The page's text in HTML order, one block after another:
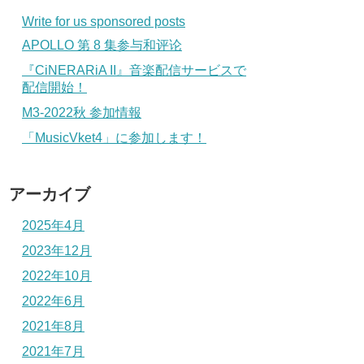
Write for us sponsored posts
APOLLO 第 8 集参与和评论
『CiNERARiA II』音楽配信サービスで
配信開始！
M3-2022秋 参加情報
「MusicVket4」に参加します！
アーカイブ
2025年4月
2023年12月
2022年10月
2022年6月
2021年8月
2021年7月